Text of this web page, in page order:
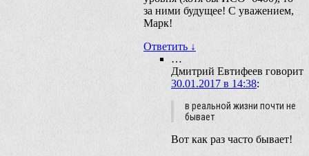
за ними будущее! С уважением,
Марк!
Ответить ↓
…
Дмитрий Евтифеев говорит
30.01.2017 в 14:38:
в реальной жизни почти не
бывает
Вот как раз часто бывает!